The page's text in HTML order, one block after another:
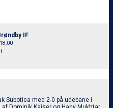
IF
Subotica med 2-0 på udebane i